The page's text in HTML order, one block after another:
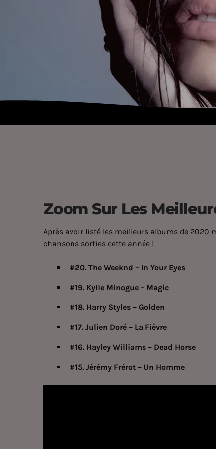
Zoom Sur Les
Après avoir listé les meilleurs albums de 2020
chansons sorties cette année !
#20. The Weeknd – In Your Eyes
#19. Kylie Minogue – Magic
#18. Harry Styles – Golden
#17. Julien Doré – La Fièvre
#16. Hayley Williams – Dead Horse
#15. Jérémy Frérot – Un Homme